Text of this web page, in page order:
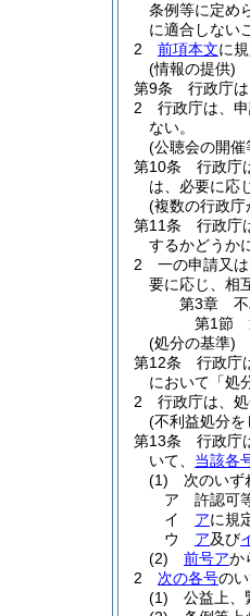
条例等に定め
に適合しない
2
前項本文に
(情報の提供)
第9条
行政庁
2
行政庁は、
ない。
(公聴会の開催
第10条
行政庁
は、必要に応
(複数の行政庁
第11条
行政庁
するかどうか
2
一の申請又
要に応じ、相
第3章
第1節
(処分の基準)
第12条
行政庁
において「処
2
行政庁は、
(不利益処分を
第13条
行政庁
いて、 当該各
(1)
次のい
ア
許認可
イ
アに規
ウ
ア及び
(2)
前号アか
2
次の各号の
(1)
公益上、